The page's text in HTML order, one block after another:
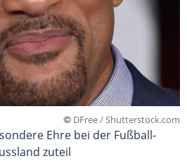
© DFree / Shutterstock.com
Ehre bei der Fußball-
zuteil